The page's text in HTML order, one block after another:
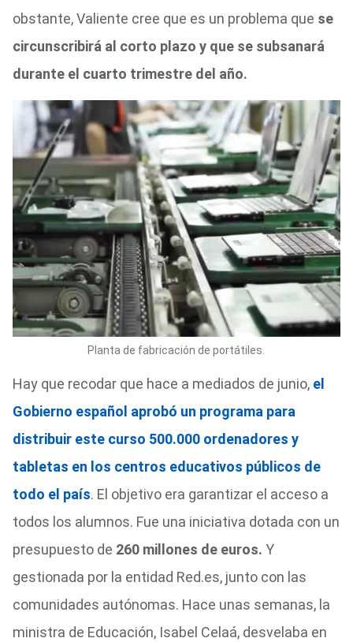
obstante, Valiente cree que es un problema que se
circunscribirá al corto plazo y que se subsanará
durante el cuarto trimestre del año.
Planta de fabricación de portátiles.
Hay que recodar que hace a mediados de junio, el
Gobierno español aprobó un programa para
distribuir este curso 500.000 ordenadores y
tabletas en los centros educativos públicos de
todo el país. El objetivo era garantizar el acceso a
todos los alumnos. Fue una iniciativa dotada con un
presupuesto de 260 millones de euros. Y
gestionada por la entidad Red.es, junto con las
comunidades autónomas. Hace unas semanas, la
ministra de Educación, Isabel Celaá, desvelaba en